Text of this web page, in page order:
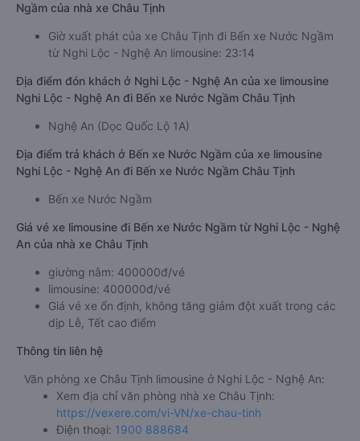
Ngầm của nhà xe Châu Tịnh
Giờ xuất phát của xe Châu Tịnh đi Bến xe Nước Ngầm
từ Nghi Lộc - Nghệ An limousine: 23:14
Địa điểm đón khách ở Nghi Lộc - Nghệ An của xe limousine
Nghi Lộc - Nghệ An đi Bến xe Nước Ngầm Châu Tịnh
Nghệ An (Dọc Quốc Lộ 1A)
Địa điểm trả khách ở Bến xe Nước Ngầm của xe limousine
Nghi Lộc - Nghệ An đi Bến xe Nước Ngầm Châu Tịnh
Bến xe Nước Ngầm
Giá vé xe limousine đi Bến xe Nước Ngầm từ Nghi Lộc - Nghệ
An của nhà xe Châu Tịnh
giường nằm: 400000đ/vé
limousine: 400000đ/vé
Giá vé xe ổn định, không tăng giảm đột xuất trong các
dịp Lễ, Tết cao điểm
Thông tin liên hệ
Văn phòng xe Châu Tịnh limousine ở Nghi Lộc - Nghệ An:
Xem địa chỉ văn phòng nhà xe Châu Tịnh:
https://vexere.com/vi-VN/xe-chau-tinh
Điện thoại: 1900 888684